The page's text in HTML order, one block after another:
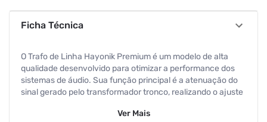
Ficha Técnica
O Trafo de Linha Hayonik Premium é um modelo de alta
qualidade desenvolvido para otimizar a performance dos
sistemas de áudio. Sua função principal é a atenuação do
sinal gerado pelo transformador tronco, realizando o ajuste
profissionais, o Trafo de Linha Hayonik Premium oferece
Ver Mais